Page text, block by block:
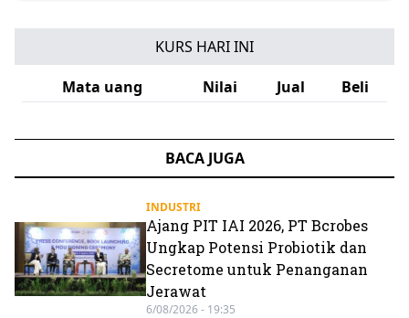
KURS HARI INI
Mata uang
Nilai Jual Beli
BACA JUGA
INDUSTRI
Ajang PIT IAI 2026, PT Bcrobes
Ungkap Potensi Probiotik dan
Secretome untuk Penanganan
Jerawat
6/08/2026 - 19:35